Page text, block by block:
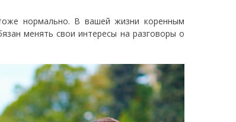
нормально. В вашей жизни коренным
менять свои интересы на разговоры о